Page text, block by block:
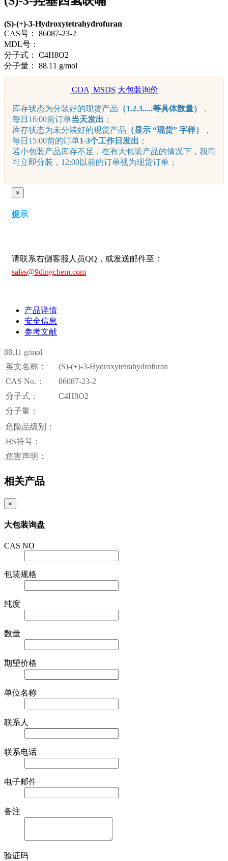
(S)-(+)-3-Hydroxytetrahydrofuran
CAS号：
86087-23-2
MDL号：
分子式：
C4H8O2
分子量：
88.11 g/mol
COA MSDS 大包装询价
库存状态为分装好的现货产品 （1.2.3.....等具体数量）
，
每日16:00前订单当天发出 ；
库存状态为未分装好的现货产品 （显示 “现货” 字样）
，
每日15:00前的订单1-3个工作日发出 ；
若小包装产品库存不足，在有大包装产品的情况下，我司
可立即分装，12:00以前的订单视为现货订单；
×
提示
请联系右侧客服人员QQ，或发送邮件至：
sales@9dingchem.com
产品详情
安全信息
参考文献
88.11 g/mol
英文名称：
(S)-(+)-3-Hydroxytetrahydrofuran
CAS No.：
86087-23-2
分子式：
C4H8O2
分子量：
危险品级别：
HS符号：
危害声明：
相关产品
×
大包装询盘
CAS NO
包装规格
纯度
数量
期望价格
单位名称
联系人
联系电话
电子邮件
备注
验证码